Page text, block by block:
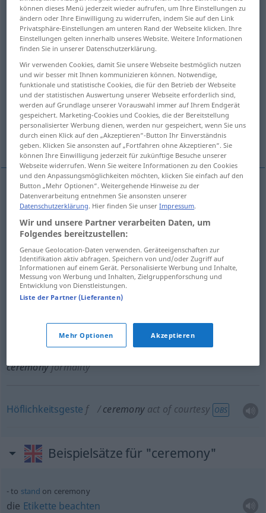
Übersicht aller Übersetzungen
(Für mehr Details die Übersetzung anklicken/antippen)
Zeremonie, Feierlichkeit, feierlicher Brauch
Förmlichkeit, Festhalten an überlieferten
Formen
Höflichkeitsgeste
Zeremonief ceremony
Feierlichkeitf ceremony
feierlicherBrauch ceremony
Festhaltennan überlieferten Formen
ceremonyformality
Höflichkeitsgeste f ceremony act of courtesy OBS
Beispielsätze für "ceremony"
to stand on ceremony
die Etikette beachten
können dieses Menü jederzeit wieder aufrufen, um Ihre Einstellungen zu
ändern oder Ihre Einwilligung zu widerrufen, indem Sie auf den Link
Privatsphäre-Einstellungen am unteren Rand der Webseite klicken. Ihre
Einstellungen gelten innerhalb unseres Website. Weitere Informationen
finden Sie in unserer Datenschutzerklärung.
Wir verwenden Cookies, damit Sie unsere Webseite bestmöglich nutzen
und wir besser mit Ihnen kommunizieren können. Notwendige,
funktionale und statistische Cookies, die für den Betrieb der Webseite
und der statistischen Auswertung unserer Webseite erforderlich sind,
werden auf Grundlage unserer Vorauswahl immer auf Ihrem Endgerät
gespeichert. Marketing-Cookies und Cookies, die der Bereitstellung
personalisierter Werbung dienen, werden nur gespeichert, wenn Sie uns
durch einen Klick auf den „Akzeptieren“-Button Ihr Einverständnis
geben. Klicken Sie ansonsten auf „Fortfahren ohne Akzeptieren“. Sie
können Ihre Einwilligung jederzeit für zukünftige Besuche unserer
Webseite widerrufen. Wenn Sie weitere Informationen zu den Cookies
und den Anpassungsmöglichkeiten möchten, klicken Sie einfach auf den
Button „Mehr Optionen“. Weitergehende Hinweise zu der
Datenverarbeitung entnehmen Sie ansonsten unserer
Datenschutzerklärung. Hier finden Sie unserImpressum.
Wir und unsere Partner verarbeiten Daten, um
Folgendes bereitzustellen:
Genaue Geolocation-Daten verwenden. Geräteeigenschaften zur
Identifikation aktiv abfragen. Speichern von und/oder Zugriff auf
Informationen auf einem Gerät. Personalisierte Werbung und Inhalte,
Messung von Werbung und Inhalten, Zielgruppenforschung und
Entwicklung von Dienstleistungen.
Liste der Partner (Lieferanten)
Mehr Optionen Akzeptieren